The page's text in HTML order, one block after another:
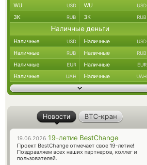
WU USD WU USD
ЗК RUB ЗК RUB
Наличные деньги
Наличные USD Наличные USD
Наличные RUB Наличные RUB
Наличные EUR Наличные EUR
Наличные UAH Наличные UAH
Новости BTC-кран
19.06.2026 19-летие BestChange
Проект BestChange отмечает свое 19-летие!
Поздравляем всех наших партнеров, коллег и
пользователей.